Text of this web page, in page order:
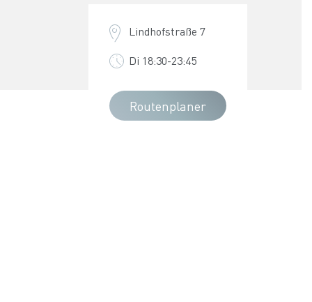
Lindhofstraße 7
Di 18:30-23:45
Routenplaner